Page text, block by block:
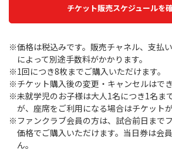
チケット販売スケジュールを
※価格は税込みです。販売チャネル、支払
によって別途手数料がかかります。
※1回につき8枚までご購入いただけます。
※チケット購入後の変更・キャンセルはでき
※未就学児のお子様は大人1名につき1名ま
が、座席をご利用になる場合はチケットが
※ファンクラブ会員の方は、試合前日まで
価格でご購入いただけます。当日券は会
ん。